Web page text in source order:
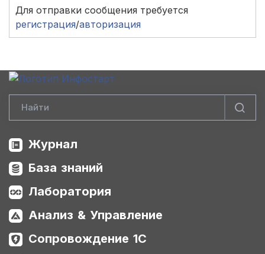
Для отправки сообщения требуется
регистрация/авторизация
Журнал
База знаний
Лаборатория
Анализ & Управление
Сопровождение 1С